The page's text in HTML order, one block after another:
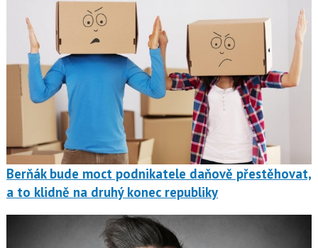
Berňák bude moct podnikatele daňově přestěhovat,
a to klidně na druhý konec republiky